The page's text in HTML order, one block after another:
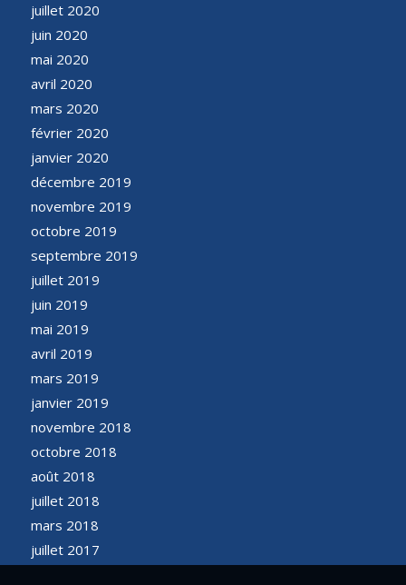
juillet 2020
juin 2020
mai 2020
avril 2020
mars 2020
février 2020
janvier 2020
décembre 2019
novembre 2019
octobre 2019
septembre 2019
juillet 2019
juin 2019
mai 2019
avril 2019
mars 2019
janvier 2019
novembre 2018
octobre 2018
août 2018
juillet 2018
mars 2018
juillet 2017